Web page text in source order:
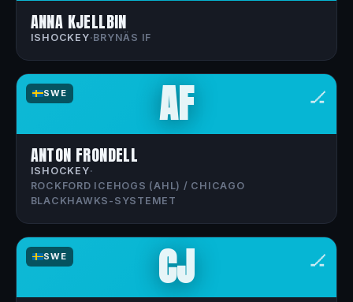
ANNA KJELLBIN
ISHOCKEY·BRYNÄS IF
SWE 🏒
AF
ANTON FRONDELL
ISHOCKEY·
ROCKFORD ICEHOGS (AHL) / CHICAGO
BLACKHAWKS-SYSTEMET
SWE 🏒
CJ